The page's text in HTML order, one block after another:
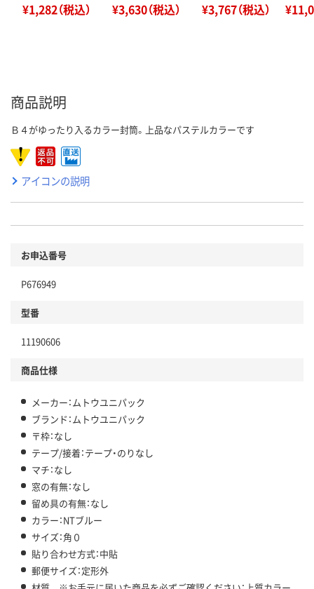
¥1,282（税込） ¥3,630（税込） ¥3,767（税込）
商品説明
Ｂ４がゆったり入るカラー封筒。上品なパステルカラーです
アイコンの説明
お申込番号
P676949
型番
11190606
商品仕様
メーカー：ムトウユニパック
ブランド：ムトウユニパック
〒枠：なし
テープ/接着：テープ・のりなし
マチ：なし
窓の有無：なし
留め具の有無：なし
カラー：NTブルー
サイズ：角０
貼り合わせ方式：中貼
郵便サイズ：定形外